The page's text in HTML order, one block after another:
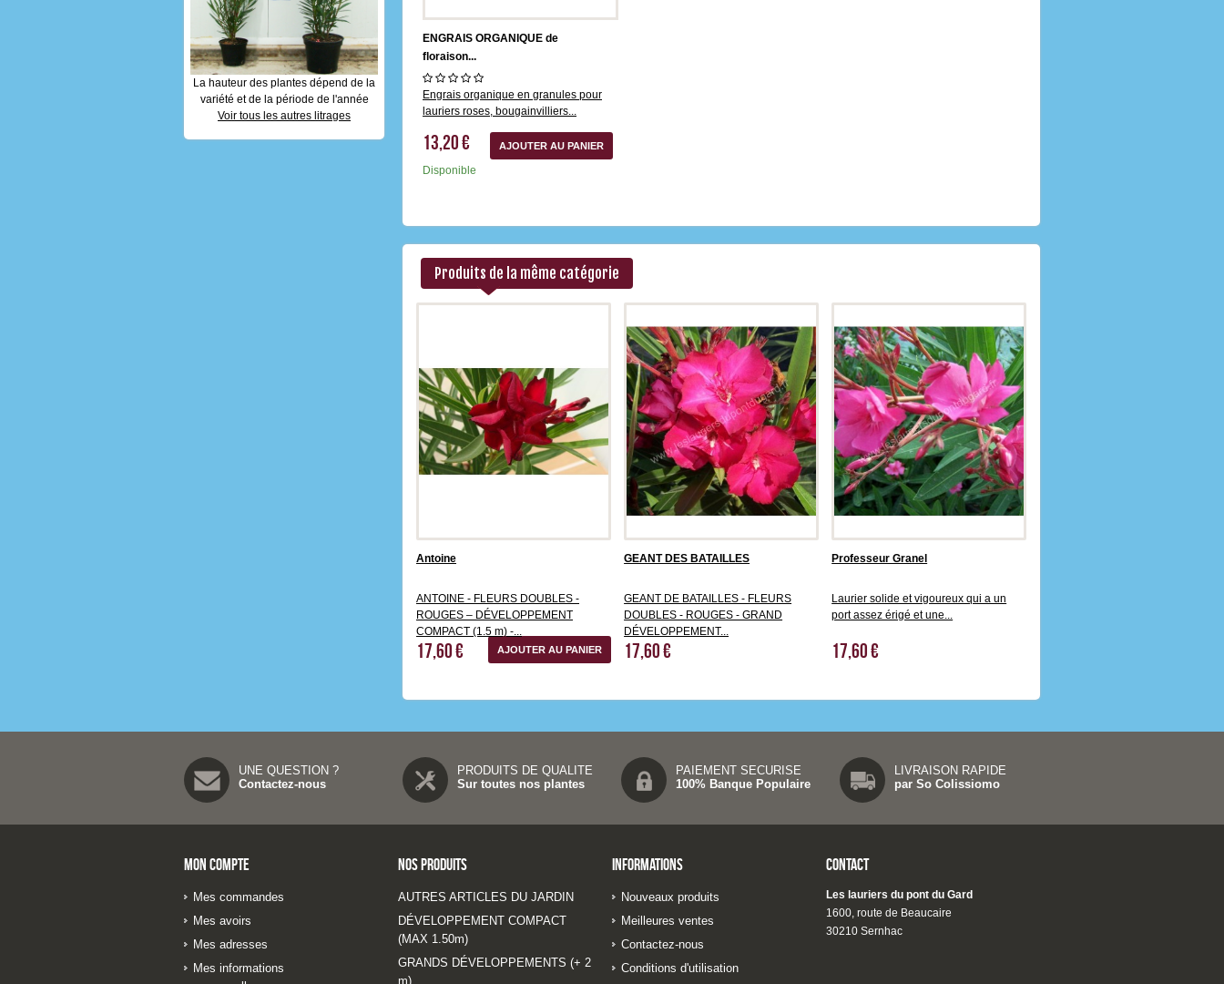
La hauteur des plantes dépend de la
variété et de la période de l'année
Voir tous les autres litrages
ENGRAIS ORGANIQUE de
floraison...
Engrais organique en granules pour
lauriers roses, bougainvilliers...
13,20 €
Disponible
AJOUTER AU PANIER
Produits de la même catégorie
‹ ›
Antoine
ANTOINE - FLEURS DOUBLES -
ROUGES – DÉVELOPPEMENT
COMPACT (1.5 m) -...
17,60 € AJOUTER AU PANIER
GEANT DES BATAILLES
GEANT DE BATAILLES - FLEURS
DOUBLES - ROUGES - GRAND
DÉVELOPPEMENT...
17,60 €
Professeur Granel
Laurier solide et vigoureux qui a un
port assez érigé et une...
17,60 €
UNE QUESTION ?
Contactez-nous
PRODUITS DE QUALITE
Sur toutes nos plantes
PAIEMENT SECURISE
100% Banque Populaire
LIVRAISON RAPIDE
par So Colissiomo
Mon compte
Mes commandes
Mes avoirs
Mes adresses
Mes informations
Nos produits
AUTRES ARTICLES DU JARDIN
DÉVELOPPEMENT COMPACT
(MAX 1.50m)
GRANDS DÉVELOPPEMENTS (+ 2
m)
Informations
Nouveaux produits
Meilleures ventes
Contactez-nous
Conditions d'utilisation
Contact
Les lauriers du pont du Gard
1600, route de Beaucaire
30210 Sernhac